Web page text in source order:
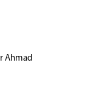
Dr. Israr Ahmad